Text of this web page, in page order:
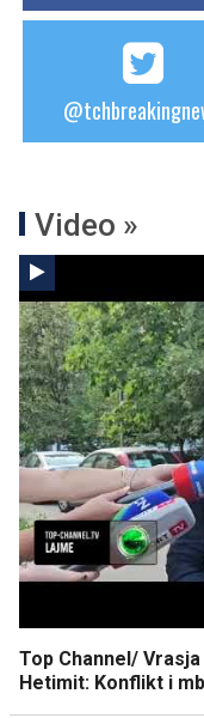
Video »
Top Channel/
Hetimit: Konflikt i